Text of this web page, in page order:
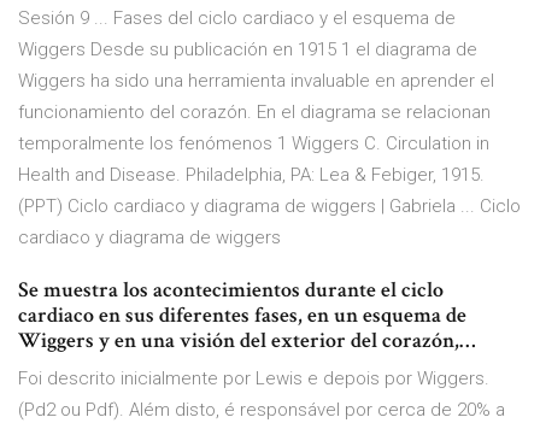
Sesión 9 ... Fases del ciclo cardiaco y el esquema de
Wiggers Desde su publicación en 1915 1 el diagrama de
Wiggers ha sido una herramienta invaluable en aprender el
funcionamiento del corazón. En el diagrama se relacionan
temporalmente los fenómenos 1 Wiggers C. Circulation in
Health and Disease. Philadelphia, PA: Lea & Febiger, 1915.
(PPT) Ciclo cardiaco y diagrama de wiggers | Gabriela ... Ciclo
cardiaco y diagrama de wiggers
Se muestra los acontecimientos durante el ciclo
cardiaco en sus diferentes fases, en un esquema de
Wiggers y en una visión del exterior del corazón,…
Foi descrito inicialmente por Lewis e depois por Wiggers.
(Pd2 ou Pdf). Além disto, é responsável por cerca de 20% a